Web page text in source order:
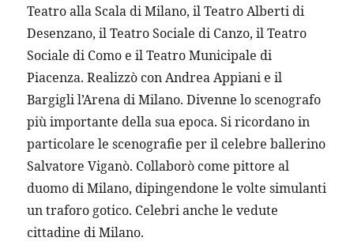
Teatro alla Scala di Milano, il Teatro Alberti di
Desenzano, il Teatro Sociale di Canzo, il Teatro
Sociale di Como e il Teatro Municipale di
Piacenza. Realizzò con Andrea Appiani e il
Bargigli l’Arena di Milano. Divenne lo scenografo
più importante della sua epoca. Si ricordano in
particolare le scenografie per il celebre ballerino
Salvatore Viganò. Collaborò come pittore al
duomo di Milano, dipingendone le volte simulanti
un traforo gotico. Celebri anche le vedute
cittadine di Milano.